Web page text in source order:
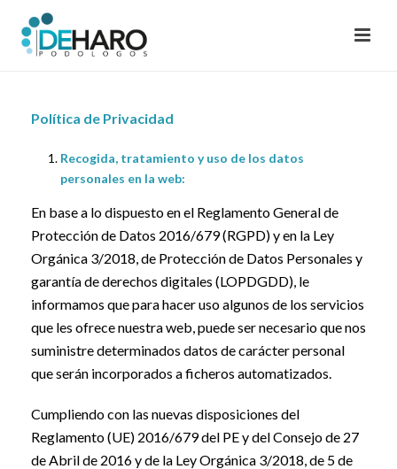
Política de Privacidad
Recogida, tratamiento y uso de los datos
personales en la web:
En base a lo dispuesto en el Reglamento General de
Protección de Datos 2016/679 (RGPD) y en la Ley
Orgánica 3/2018, de Protección de Datos Personales y
garantía de derechos digitales (LOPDGDD), le
informamos que para hacer uso algunos de los servicios
que les ofrece nuestra web, puede ser necesario que nos
suministre determinados datos de carácter personal
que serán incorporados a ficheros automatizados.
Cumpliendo con las nuevas disposiciones del
Reglamento (UE) 2016/679 del PE y del Consejo de 27
de Abril de 2016 y de la Ley Orgánica 3/2018, de 5 de